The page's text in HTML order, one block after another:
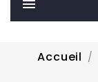

Accueil